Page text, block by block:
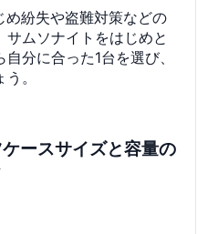
め紛失や盗難対策などの
ムソナイトをはじめと
分に合った1台を選び、
。
ースサイズと容量の